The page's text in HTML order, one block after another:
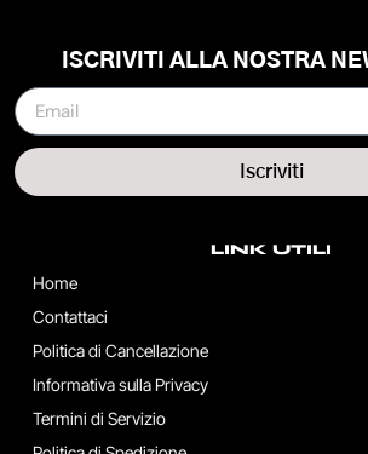
LINK UTILI
Home
Contattaci
Politica di Cancellazione
Informativa sulla Privacy
Termini di Servizio
ISCRIVITI ALLA NOSTRA
Iscriviti